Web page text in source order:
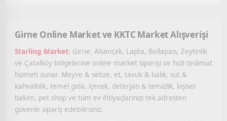
Girne Online Market ve KKTC Market Alışverişi
Starling Market; Girne, Alsancak, Lapta, Bellapais, Zeytinlik
ve Çatalköy bölgelerine online market siparişi ve hızlı teslimat
hizmeti sunar. Meyve & sebze, et, tavuk & balık, süt &
kahvaltılık, temel gıda, içecek, deterjan & temizlik, kişisel
bakım, pet shop ve tüm ev ihtiyaçlarınızı tek adresten
güvenle sipariş edebilirsiniz.